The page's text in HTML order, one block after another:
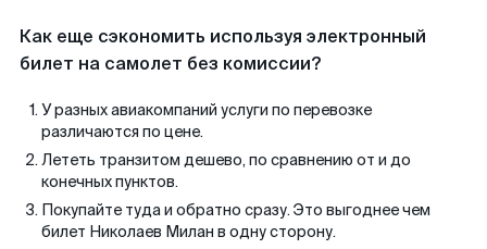
Как еще сэкономить используя электронный
билет на самолет без комиссии?
У разных авиакомпаний услуги по перевозке
различаются по цене.
Лететь транзитом дешево, по сравнению от и до
конечных пунктов.
Покупайте туда и обратно сразу. Это выгоднее чем
билет Николаев Милан в одну сторону.